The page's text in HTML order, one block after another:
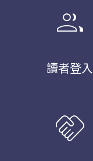
group
讀者登入
handshake